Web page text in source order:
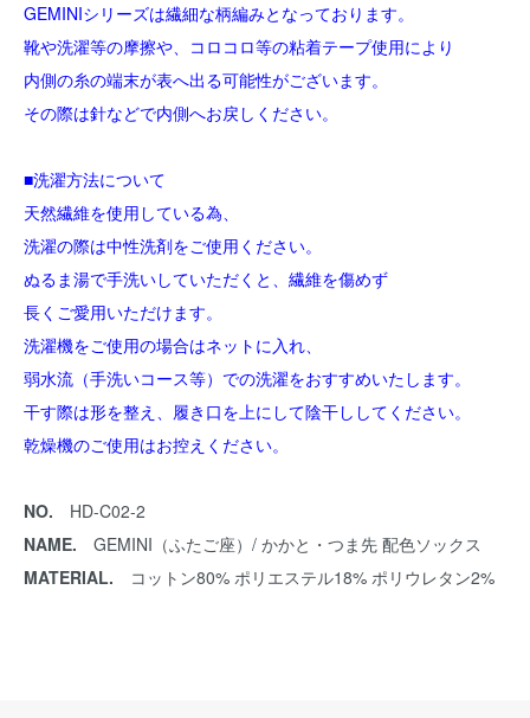
GEMINIシリーズは繊細な柄編みとなっております。
靴や洗濯等の摩擦や、コロコロ等の粘着テープ使用により
内側の糸の端末が表へ出る可能性がございます。
その際は針などで内側へお戻しください。
■洗濯方法について
天然繊維を使用している為、
洗濯の際は中性洗剤をご使用ください。
ぬるま湯で手洗いしていただくと、繊維を傷めず
長くご愛用いただけます。
洗濯機をご使用の場合はネットに入れ、
弱水流（手洗いコース等）での洗濯をおすすめいたします。
干す際は形を整え、履き口を上にして陰干ししてください。
乾燥機のご使用はお控えください。
NO. HD-C02-2
NAME. GEMINI（ふたご座）/ かかと・つま先 配色ソックス
MATERIAL. コットン80% ポリエステル18% ポリウレタン2%